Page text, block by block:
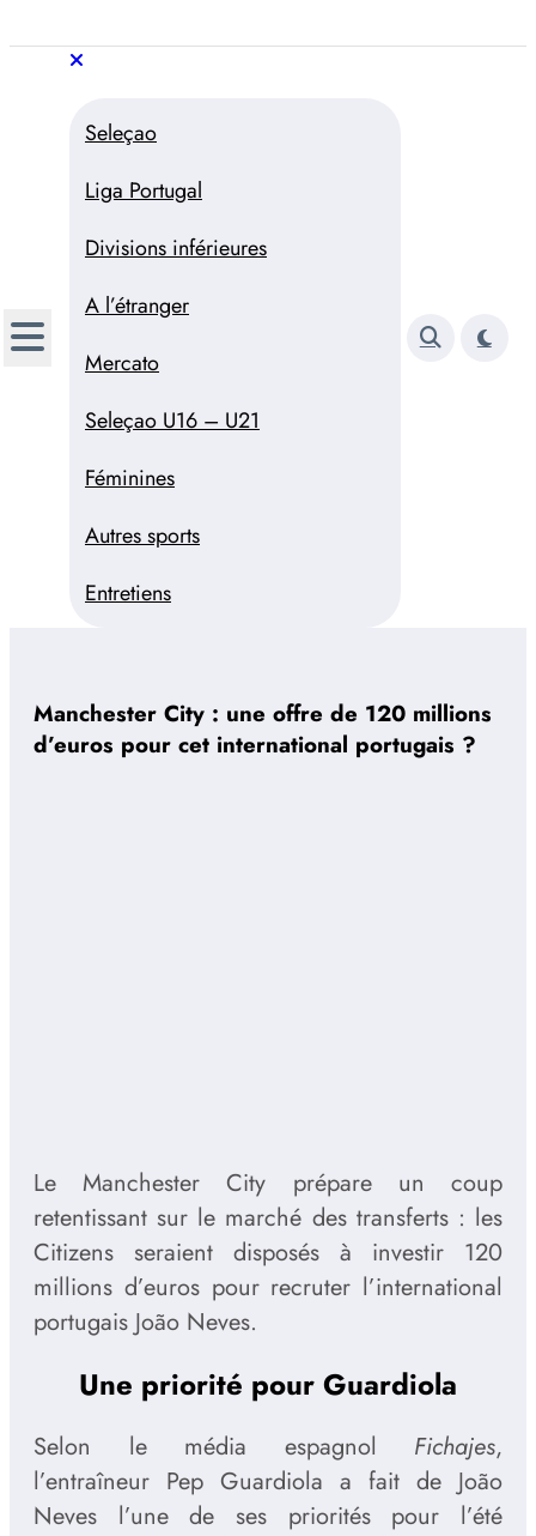
au
Trivela
L'actualité du football portugais
Seleçao
Liga Portugal
Divisions inférieures
A l’étranger
Mercato
Seleçao U16 – U21
Féminines
Autres sports
Entretiens
Manchester City : une offre de 120 millions
d’euros pour cet international portugais ?
Le Manchester City prépare un coup
retentissant sur le marché des transferts : les
Citizens seraient disposés à investir 120
millions d’euros pour recruter l’international
portugais João Neves.
Une priorité pour Guardiola
Selon le média espagnol Fichajes,
l’entraîneur Pep Guardiola a fait de João
Neves l’une de ses priorités pour l’été